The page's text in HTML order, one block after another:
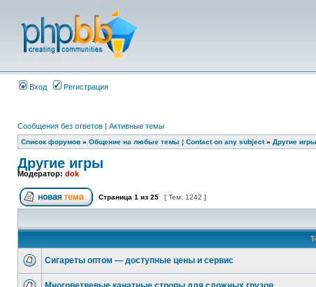
Вход Регистрация
Сообщения без ответов | Активные темы
Список форумов » Общение на любые темы ¦ Contact on any subject» Другие игры
Другие игры
Модератор: dok
Страница 1 из 25 [ Тем: 1242 ]
Сигареты оптом — доступные цены и сервис